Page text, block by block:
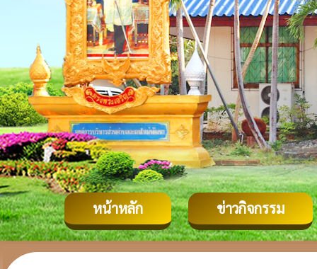
หน้าหลัก ข่าวกิจกรรม